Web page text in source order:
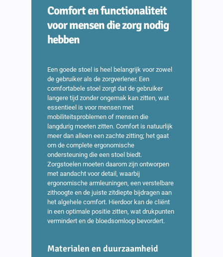
Comfort en functionaliteit
voor mensen die zorg nodig
hebben
Een goede stoel is heel belangrijk voor zowel
de gebruiker als de zorgverlener. Een
comfortabele stoel zorgt dat de gebruiker
langere tijd zonder ongemak kan zitten, wat
essentieel is voor mensen met
mobiliteitsproblemen of mensen die
langdurig moeten zitten. Comfort is natuurlijk
meer dan alleen een zachte zitting; het gaat
om de complete ergonomische
ondersteuning die een stoel biedt.
Zorgstoelen moeten daarom zijn ontworpen
met aandacht voor detail, waarbij
ergonomische armleuningen, een verstelbare
zithoogte en de juiste zitdiepte bijdragen aan
het algehele comfort. Hierdoor kan de cliënt
in een optimale positie zitten, wat drukpunten
vermindert en de bloedsomloop bevordert.
Materialen en duurzaamheid